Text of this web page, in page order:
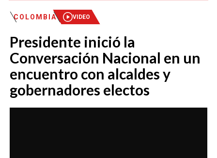
EMISIÓN 12:30 PM
EMISIÓN 7:00 PM
COLOMBIA VIDEO
Presidente inició la
Conversación Nacional en un
encuentro con alcaldes y
gobernadores electos